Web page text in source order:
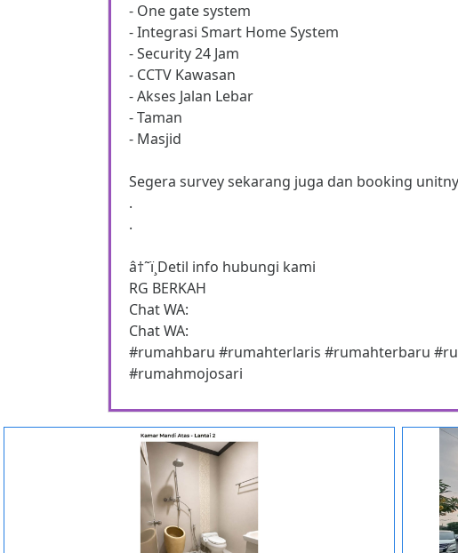
- One gate system
- Integrasi Smart Home System
- Security 24 Jam
- CCTV Kawasan
- Akses Jalan Lebar
- Taman
- Masjid
Segera survey sekarang juga dan booking
.
.
â†˜ï¸Detil info hubungi kami
RG BERKAH
Chat WA:
Chat WA:
#rumahbaru #rumahterlaris #rumahterbaru
#rumahmojosari